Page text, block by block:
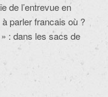
de l’entrevue en
parler francais où ?
: dans les sacs de